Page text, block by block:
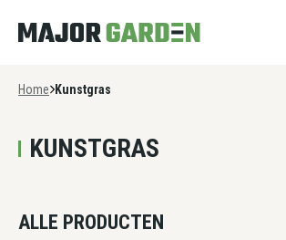
Home Kunstgras
KUNSTGRAS
ALLE PRODUCTEN